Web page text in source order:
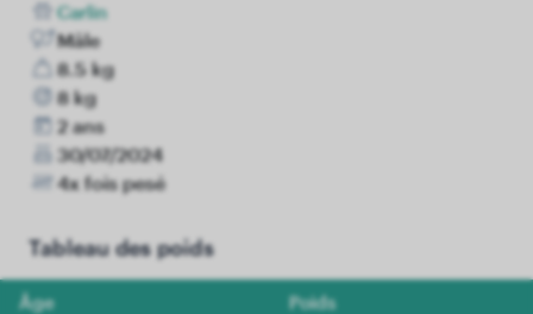
Carlin
Mâle
8.5 kg
8 kg
2 ans
30/07/2024
4x fois pesé
Tableau des poids
Âge Poids